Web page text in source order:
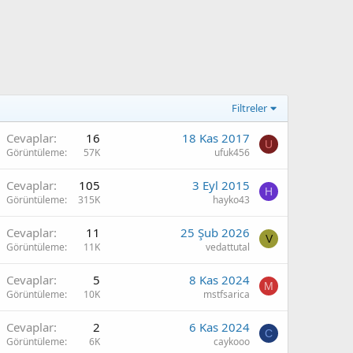
Filtreler
Cevaplar 16
Görüntüleme 57K
18 Kas 2017
ufuk456
U
Cevaplar 105
Görüntüleme 315K
3 Eyl 2015
hayko43
H
Cevaplar 11
Görüntüleme 11K
25 Şub 2026
vedattutal
V
Cevaplar 5
Görüntüleme 10K
8 Kas 2024
mstfsarica
M
Cevaplar 2
Görüntüleme 6K
6 Kas 2024
caykooo
C